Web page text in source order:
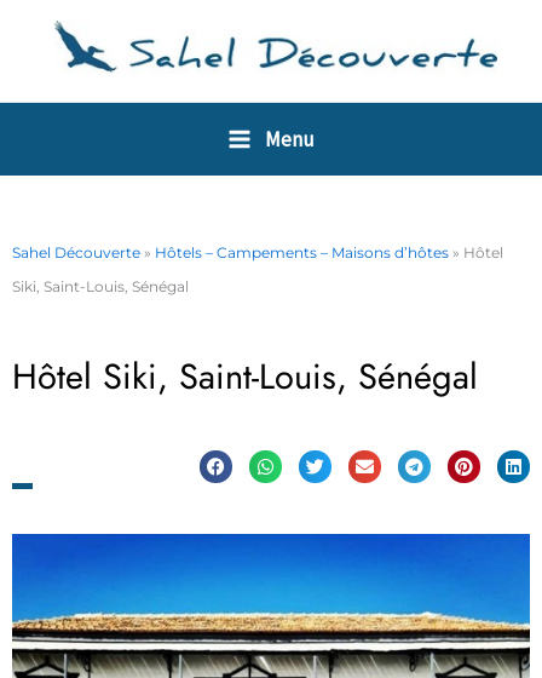
Menu
Sahel Découverte » Hôtels – Campements – Maisons d’hôtes » Hôtel
Siki, Saint-Louis, Sénégal
Hôtel Siki, Saint-Louis, Sénégal
Panneau de gestion des cookies